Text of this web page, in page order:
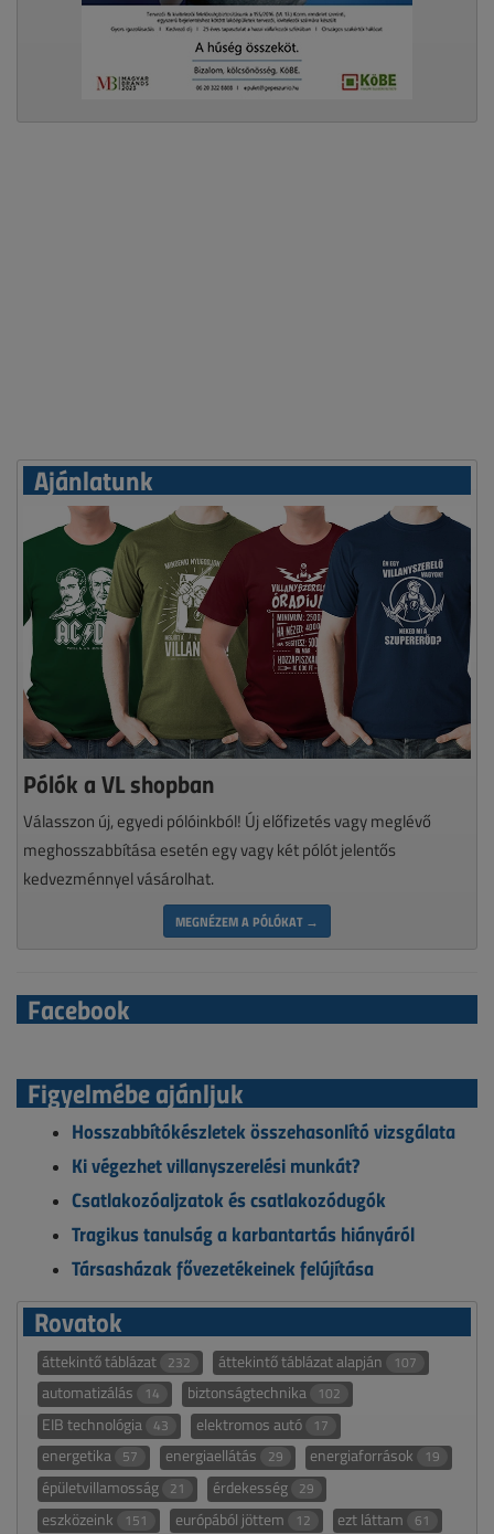
Ajánlatunk
Pólók a VL shopban
Válasszon új, egyedi pólóinkból! Új előfizetés vagy meglévő
meghosszabbítása esetén egy vagy két pólót jelentős
kedvezménnyel vásárolhat.
MEGNÉZEM A PÓLÓKAT →
Facebook
Figyelmébe ajánljuk
Hosszabbítókészletek összehasonlító vizsgálata
Ki végezhet villanyszerelési munkát?
Csatlakozóaljzatok és csatlakozódugók
Tragikus tanulság a karbantartás hiányáról
Társasházak fővezetékeinek felújítása
Rovatok
áttekintő táblázat 232 áttekintő táblázat alapján 107
automatizálás 14 biztonságtechnika 102
EIB technológia 43 elektromos autó 17
energetika 57 energiaellátás 29 energiaforrások 19
épületvillamosság 21 érdekesség 29
eszközeink 151 európából jöttem 12 ezt láttam 61